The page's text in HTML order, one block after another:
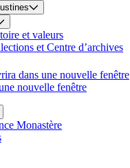
et valeurs
et Centre d’archives
dans une nouvelle fenêtre
nouvelle fenêtre
Monastère